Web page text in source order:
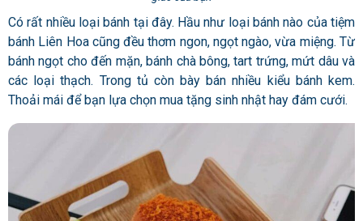
Có rất nhiều loại bánh tại đây. Hầu như loại bánh nào của tiệm
bánh Liên Hoa cũng đều thơm ngon, ngọt ngào, vừa miệng. Từ
bánh ngọt cho đến mặn, bánh chà bông, tart trứng, mứt dâu và
các loại thạch. Trong tủ còn bày bán nhiều kiểu bánh kem.
Thoải mái để bạn lựa chọn mua tặng sinh nhật hay đám cưới.